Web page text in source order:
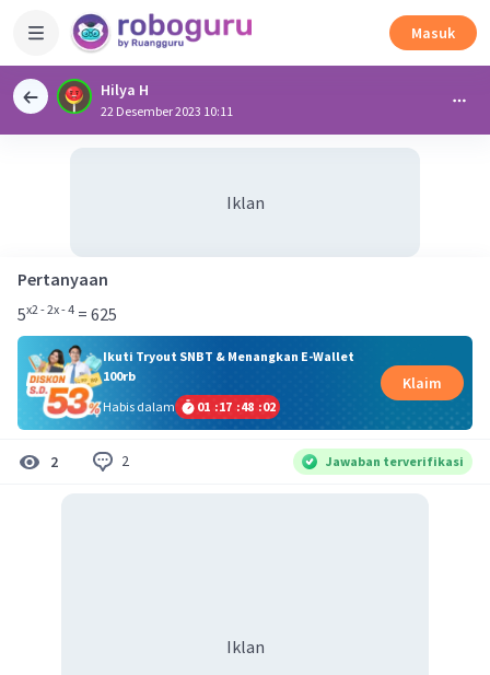
Masuk
Hilya H
22 Desember 2023 10:11
Iklan
Pertanyaan
5x2 - 2x - 4 = 625
Ikuti Tryout SNBT & Menangkan E-Wallet
100rb
Habis dalam
01 :17 :48 :01
Klaim
2 2 Jawaban terverifikasi
Iklan